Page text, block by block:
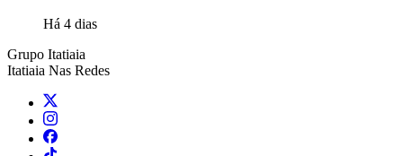
Há 4 dias
Grupo Itatiaia
Itatiaia Nas Redes